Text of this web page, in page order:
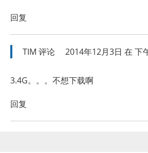
回复
TIM 评论 2014年12月3日 在 下
3.4G。。。不想下载啊
回复